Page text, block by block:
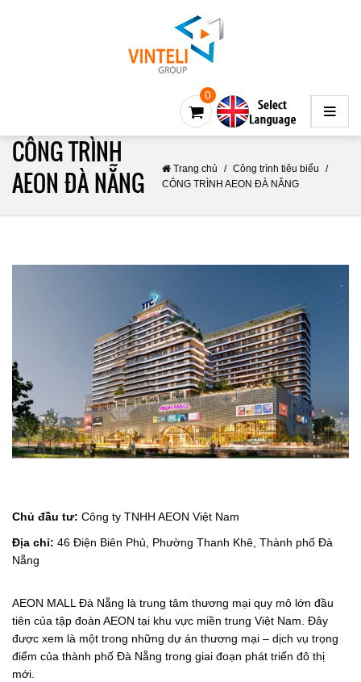
Đại lý của Vinteli
Khách hàng nói về chúng tôi
Câu hỏi thường gặp
Tuyển dụng
Nhà thông minh
Sản phẩm
Giải pháp
Giới thiệu
Hệ thống điểu khiển công nghiệp
Giới thiệu
Kỹ thuật công nghệ
Giới thiệu
Nông nghiệp công nghệ cao
Giới thiệu
Tin Vinteli Home
Tin Công Nghệ
Công trình tiêu biểu
Video clip
Liên hệ
Chính sách
Đăng ký
Đăng ký tư vấn
0
CÔNG TRÌNH
AEON ĐÀ NẴNG
Trang chủ / Công trình tiêu biểu
/
CÔNG TRÌNH AEON ĐÀ NẴNG
Chủ đầu tư: Công ty TNHH AEON Việt Nam
Địa chỉ: 46 Điện Biên Phủ, Phường Thanh Khê, Thành phố Đà
Nẵng
AEON MALL Đà Nẵng là trung tâm thương mại quy mô lớn đầu
tiên của tập đoàn AEON tại khu vực miền trung Việt Nam. Đây
được xem là một trong những dự án thương mại – dịch vụ trọng
điểm của thành phố Đà Nẵng trong giai đoạn phát triển đô thị
mới.